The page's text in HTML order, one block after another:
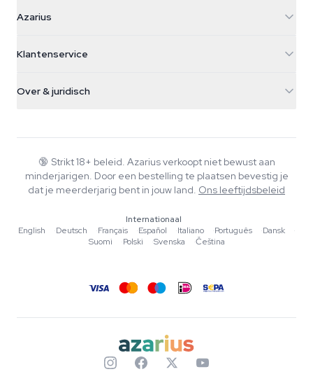
Galvaniweg 11
Nederland
+31(0)204897914
Azarius
Smokeshop
Klantenservice
Retourbeleid
Veelgestelde vragen
Privacybeleid
Over & juridisch
Wiki
Muziek
Redactionele normen
Tools & Calculators
🔞 Strikt 18+ beleid. Azarius verkoopt niet bewust aan
minderjarigen. Door een bestelling te plaatsen bevestig je
dat je meerderjarig bent in jouw land. Ons leeftijdsbeleid
Internationaal
English
·Deutsch ·Français ·Español ·Italiano ·Português ·Dansk
·
Suomi
·Polski ·Svenska ·Čeština